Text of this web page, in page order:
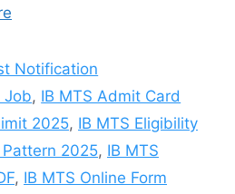
Notification
Job, IB MTS Admit Card
2025, IB MTS Eligibility
Pattern 2025, IB MTS
, IB MTS Online Form